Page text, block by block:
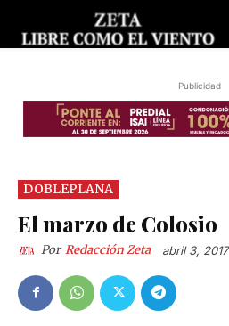
Publicidad
DOBLEPLANA
El marzo de Colosio
Por Redacción Zeta abril 3, 2017